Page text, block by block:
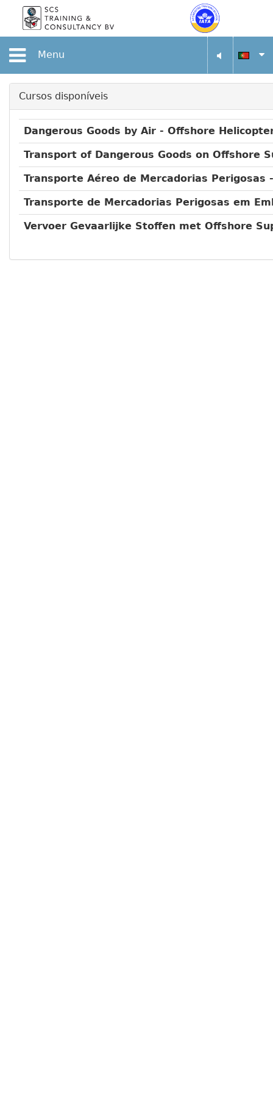
Menu
Cursos disponíveis
Dangerous Goods by Air - Offshore
Transport of Dangerous Goods on Offshore
Transporte Aéreo de Mercadorias Perigosas
Transporte de Mercadorias Perigosas em
Vervoer Gevaarlijke Stoffen met Offshore